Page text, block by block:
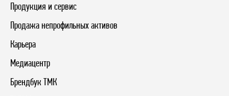
Продукция и сервис
Продажа непрофильных активов
Карьера
Медиацентр
Брендбук ТМК